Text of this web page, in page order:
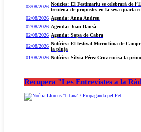
03/08/2026 Notícies: El Festimariu se celebrarà de
trentena de propostes en la seva quarta
02/08/2026 Agenda: Anna Andreu
02/08/2026 Agenda: Joan Dausà
02/08/2026 Agenda: Sopa de Cabra
02/08/2026 Notícies: El festival Microclima de
la pluja
01/08/2026 Notícies: Sílvia Pérez Cruz encisa la
Recupera "Les Entrevistes a la